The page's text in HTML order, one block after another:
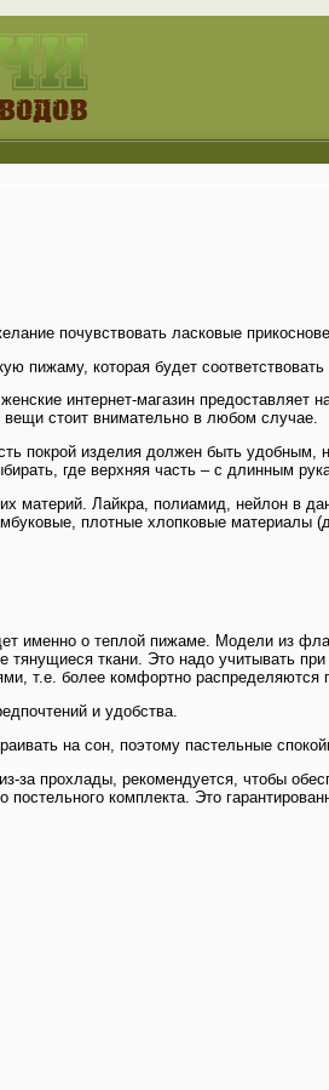
почувствовать ласковые
пижаму, которая будет
интернет-магазин
вещи стоит внимательно в любом случае.
покрой изделия должен быть
где верхняя часть – с длинным
материй. Лайкра, полиамид, нейлон в
плотные хлопковые материалы
именно о теплой пижаме. Модели из
ткани. Это надо учитывать при
т.е. более комфортно распределяются
и удобства.
на сон, поэтому пастельные
за прохлады, рекомендуется, чтобы
постельного комплекта. Это